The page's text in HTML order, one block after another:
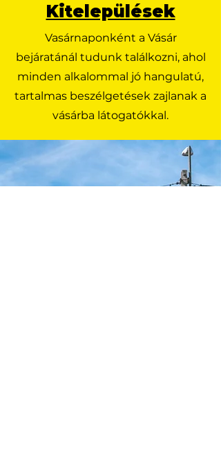
Kitelepülések
Vasárnaponként a Vásár
bejáratánál tudunk találkozni, ahol
minden alkalommal jó hangulatú,
tartalmas beszélgetések zajlanak a
vásárba látogatókkal.